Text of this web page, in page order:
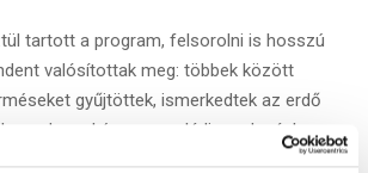
tartott a program, felsorolni is hosszú
valósítottak meg: többek között
gyűjtöttek, ismerkedtek az erdő
az udvarral és egy családi gazdaságban
szüreten. Amit kiemelnénk még az a